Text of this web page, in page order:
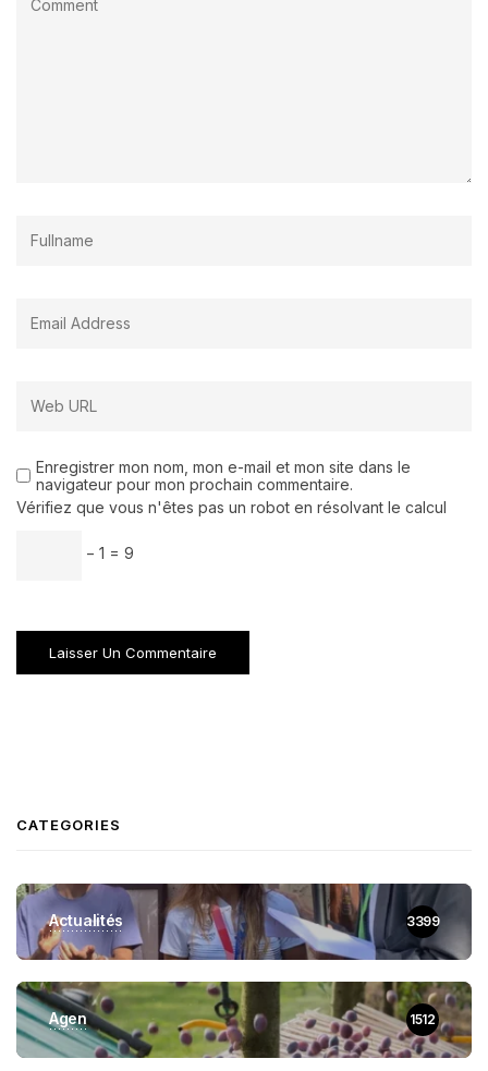
Enregistrer mon nom, mon e-mail et mon site dans le
navigateur pour mon prochain commentaire.
Vérifiez que vous n'êtes pas un robot en résolvant le calcul
− 1 = 9
CATEGORIES
Actualités 3399
Agen 1512